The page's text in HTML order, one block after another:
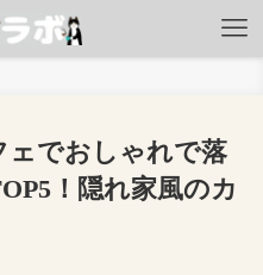
ェでおしゃれで落
！隠れ家風のカ